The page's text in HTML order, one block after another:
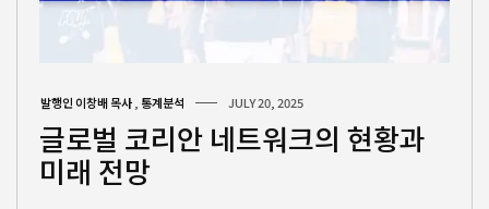
발행인 이창배 목사 통계분석 JULY 20, 2025
글로벌 코리안 네트워크의 현황과
미래 전망